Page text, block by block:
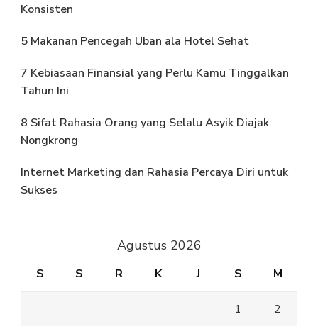
Konsisten
5 Makanan Pencegah Uban ala Hotel Sehat
7 Kebiasaan Finansial yang Perlu Kamu Tinggalkan
Tahun Ini
8 Sifat Rahasia Orang yang Selalu Asyik Diajak
Nongkrong
Internet Marketing dan Rahasia Percaya Diri untuk
Sukses
Agustus 2026
S S R K J S M
1 2